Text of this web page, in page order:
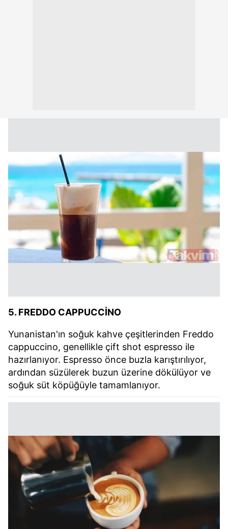
5. FREDDO CAPPUCCİNO
Yunanistan'ın soğuk kahve çeşitlerinden Freddo
cappuccino, genellikle çift shot espresso ile
hazırlanıyor. Espresso önce buzla karıştırılıyor,
ardından süzülerek buzun üzerine dökülüyor ve
soğuk süt köpüğüyle tamamlanıyor.